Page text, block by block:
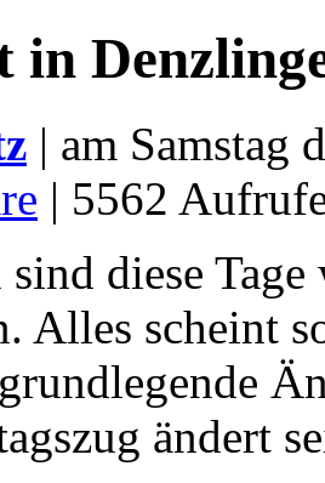
in
| am Samstag
| 5562
diese
Alles scheint
ändert